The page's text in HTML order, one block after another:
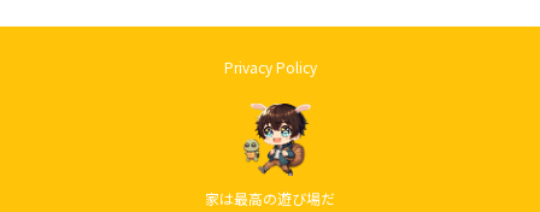
Privacy Policy
家は最高の遊び場だ